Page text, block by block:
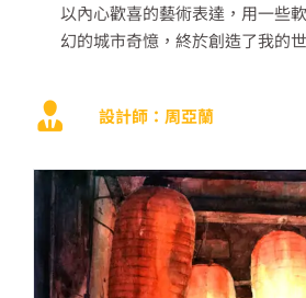
以內心歡喜的藝術表達，用一些
幻的城市奇憶，終於創造了我的
設計師：周亞蘭